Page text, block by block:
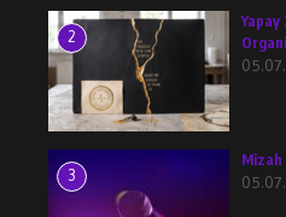
2
Yapay
3
Mizah